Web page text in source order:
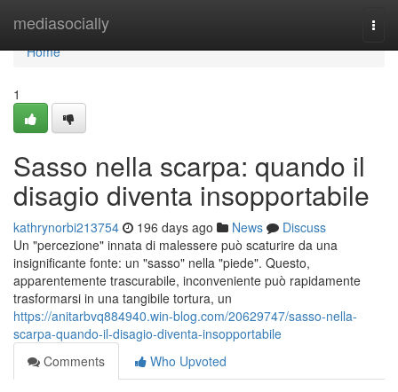
mediasocially
Home
Home
1
Sasso nella scarpa: quando il
disagio diventa insopportabile
kathrynorbi213754 196 days ago News
Discuss
Un "percezione" innata di malessere può scaturire da una
insignificante fonte: un "sasso" nella "piede". Questo,
apparentemente trascurabile, inconveniente può rapidamente
trasformarsi in una tangibile tortura, un
https://anitarbvq884940.win-blog.com/20629747/sasso-nella-
scarpa-quando-il-disagio-diventa-insopportabile
Comments
Who Upvoted